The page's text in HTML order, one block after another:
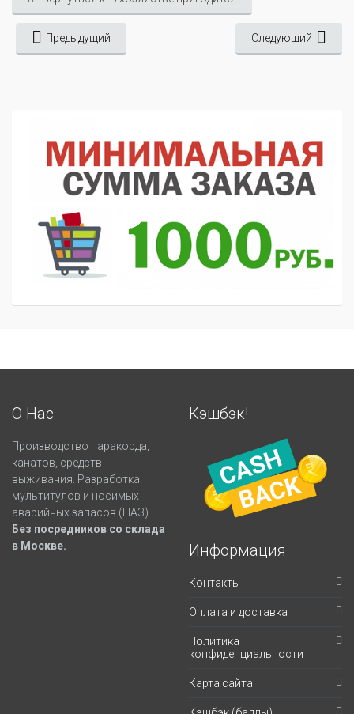
Предыдущий Следующий
О Нас
Производство паракорда,
канатов, средств
выживания. Разработка
мультитулов и носимых
аварийных запасов (НАЗ).
Без посредников со склада
в Москве.
Кэшбэк!
Информация
Контакты
Оплата и доставка
Политика
конфиденциальности
Карта сайта